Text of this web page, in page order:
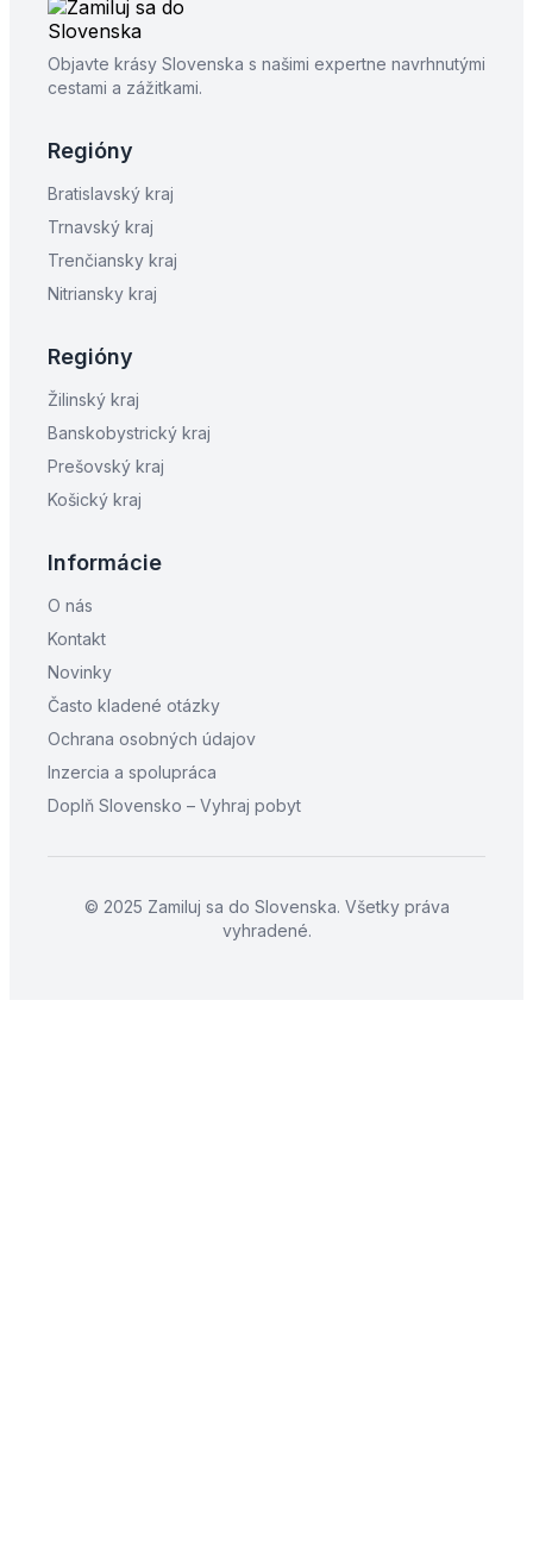
Objavte krásy Slovenska s našimi expertne navrhnutými
cestami a zážitkami.
Regióny
Bratislavský kraj
Trnavský kraj
Trenčiansky kraj
Nitriansky kraj
Regióny
Žilinský kraj
Banskobystrický kraj
Prešovský kraj
Košický kraj
Informácie
O nás
Kontakt
Novinky
Často kladené otázky
Ochrana osobných údajov
Inzercia a spolupráca
Doplň Slovensko – Vyhraj pobyt
© 2025 Zamiluj sa do Slovenska. Všetky práva
vyhradené.